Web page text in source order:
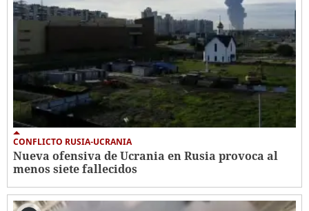
CONFLICTO RUSIA-UCRANIA
Nueva ofensiva de Ucrania en Rusia provoca al
menos siete fallecidos